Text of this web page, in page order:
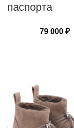
паспорта
79 000 ₽